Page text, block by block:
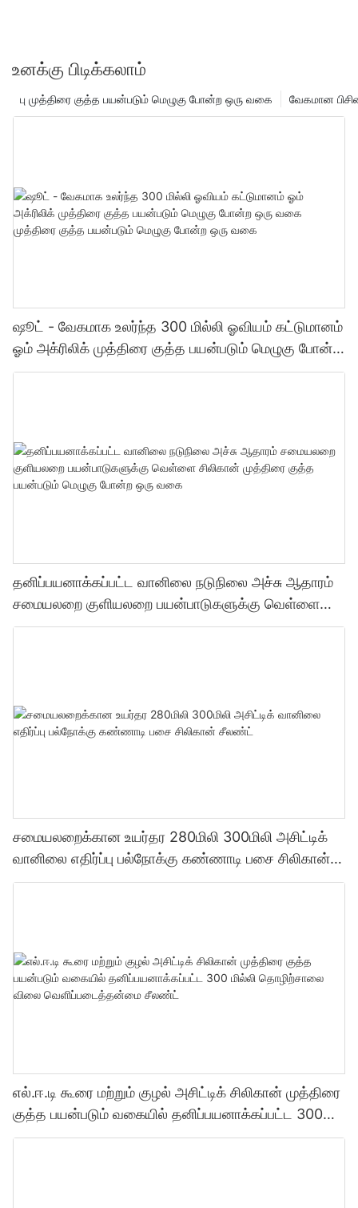
உனக்கு பிடிக்கலாம்
வேகமான
பு முத்திரை குத்த பயன்படும் மெழுகு போன்ற ஒரு வகை
ஷூட் - வேகமாக உலர்ந்த 300 மில்லி ஓவியம் கட்டுமானம்
ஓம் அக்ரிலிக் முத்திரை குத்த பயன்படும் மெழுகு போன்ற
ஒரு வகை முத்திரை குத்த பயன்படும் மெழுகு போன்ற
தனிப்பயனாக்கப்பட்ட வானிலை நடுநிலை அச்சு ஆதாரம்
சமையலறை குளியலறை பயன்பாடுகளுக்கு வெள்ளை
சிலிகான் முத்திரை குத்த பயன்படும் மெழுகு போன்ற ஒரு
சமையலறைக்கான உயர்தர 280மிலி 300மிலி அசிட்டிக்
வானிலை எதிர்ப்பு பல்நோக்கு கண்ணாடி பசை சிலிகான்
சீலண்ட்
எல்.ஈ.டி கூரை மற்றும் குழல் அசிட்டிக் சிலிகான் முத்திரை
குத்த பயன்படும் வகையில் தனிப்பயனாக்கப்பட்ட 300
மில்லி தொழிற்சாலை விலை வெளிப்படைத்தன்மை